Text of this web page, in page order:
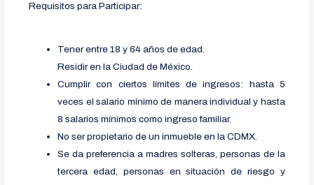
Requisitos para Participar:
Tener entre 18 y 64 años de edad.
Residir en la Ciudad de México.
Cumplir con ciertos límites de ingresos: hasta 5
veces el salario mínimo de manera individual y hasta
8 salarios mínimos como ingreso familiar.
No ser propietario de un inmueble en la CDMX.
Se da preferencia a madres solteras, personas de la
tercera edad, personas en situación de riesgo y